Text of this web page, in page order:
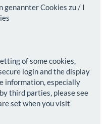
genannter Cookies zu / I
of some cookies,
login and the display
information, especially
third parties, please see
set when you visit